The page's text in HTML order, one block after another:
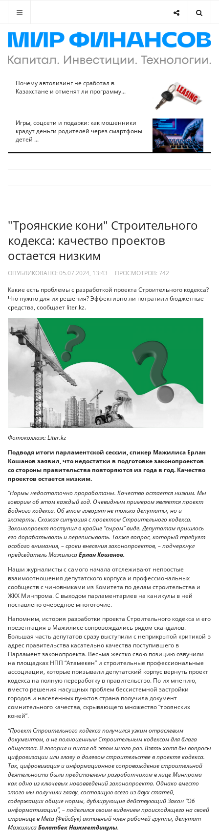
Почему автолизинг не сработал в
Казахстане и отменят ли программу...
Игры, соцсети и подарки: как мошенники
крадут деньги родителей через смартфоны
детей ...
"Троянские кони" Строительного
кодекса: качество проектов
остается низким
ОПУБЛИКОВАНО: 05.07.2024, 13:43 ПРОСМОТРОВ: 742
Какие есть проблемы с разработкой проекта Строительного кодекса?
Что нужно для их решения? Эффективно ли потратили бюджетные
средства, сообщает liter.kz.
Фотоколлаж: Liter.kz
Подводя итоги парламентской сессии, спикер Мажилиса Ерлан
Кошанов заявил, что недостатки в подготовке законопроектов
со стороны правительства повторяются из года в год. Качество
проектов остается низким.
“Нормы недостаточно проработаны. Качество остается низким. Мы
говорим об этом каждый год. Очевидным примером является проект
Водного кодекса. Об этом говорят не только депутаты, но и
эксперты. Схожая ситуация с проектом Строительного кодекса.
Законопроект поступил в крайне “сыром” виде. Депутатам пришлось
его дорабатывать и переписывать. Также вопрос, который требует
особого внимания, – сроки внесения законопроектов, – подчеркнул
председатель МажилисаЕрлан Кошанов.
Наши журналисты с самого начала отслеживают непростые
взаимоотношения депутатского корпуса и профессиональных
сообществ с чиновниками из Комитета по делам строительства и
ЖКХ Минпрома. С выходом парламентариев на каникулы в ней
поставлено очередное многоточие.
Напомним, история разработки проекта Строительного кодекса и его
презентация в Мажилисе сопровождались рядом скандалов.
Большая часть депутатов сразу выступили с неприкрытой критикой в
адрес правительства касательно качества поступившего в
Парламент законопроекта. Весьма жестко свою позицию озвучили
на площадках НПП “Атамекен” и строительные профессиональные
ассоциации, которые призывали депутатский корпус вернуть проект
кодекса на полную переработку в правительство. По их мнению,
вместо решения насущных проблем бессистемной застройки
городов и населенных пунктов страна получила документ
сомнительного качества, скрывающего множество “троянских
коней”.
“Проект Строительного кодекса получился узким отраслевым
документом, а не полноценным Строительным кодексом для блага
общества. Я говорил и писал об этом много раз. Взять хотя бы вопросы
цифровизации или главу о долевом строительстве в проекте кодекса.
Так, цифровизация и информационное сопровождение строительной
деятельности были представлены разработчиком в лице Минпрома
как одно из ключевых нововведений законопроекта. Однако вместо
этого мы получили главу, состоящую всего из двух статей,
содержащих общие нормы, дублирующие действующий Закон “Об
информатизации”, – поделился своим видением происходящего на своей
странице в Meta (Фейсбук) активный член рабочей группы, депутат
МажилисаБолатбек Нажметдинұлы.